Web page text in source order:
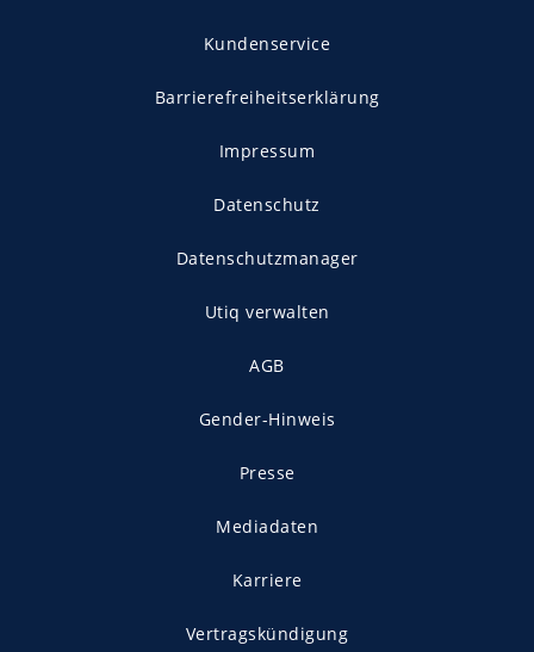
Kundenservice
Barrierefreiheitserklärung
Impressum
Datenschutz
Datenschutzmanager
Utiq verwalten
AGB
Gender-Hinweis
Presse
Mediadaten
Karriere
Vertragskündigung